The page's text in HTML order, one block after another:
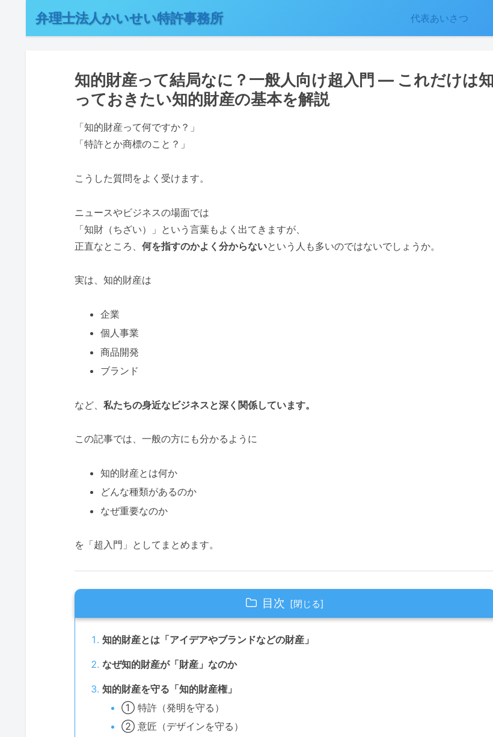
弁理士法人かいせい特許事務所 代表あいさつ
知的財産って結局なに？一般人向け超入門 ― これだけは知
っておきたい知的財産の基本を解説
「知的財産って何ですか？」
「特許とか商標のこと？」
こうした質問をよく受けます。
ニュースやビジネスの場面では
「知財（ちざい）」という言葉もよく出てきますが、
正直なところ、 何を指すのかよく分からないという人も多いのではないでしょうか。
実は、知的財産は
企業
個人事業
商品開発
ブランド
など、 私たちの身近なビジネスと深く関係しています。
この記事では、一般の方にも分かるように
知的財産とは何か
どんな種類があるのか
なぜ重要なのか
を「超入門」としてまとめます。
目次
知的財産とは「アイデアやブランドなどの財産」
なぜ知的財産が「財産」なのか
知的財産を守る「知的財産権」
① 特許（発明を守る）
② 意匠（デザインを守る）